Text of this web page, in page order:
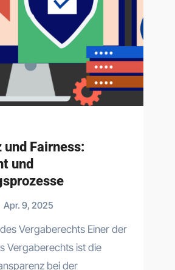
und Fairness:
und
Apr. 9, 2025
Vergaberechts ist die
bei der